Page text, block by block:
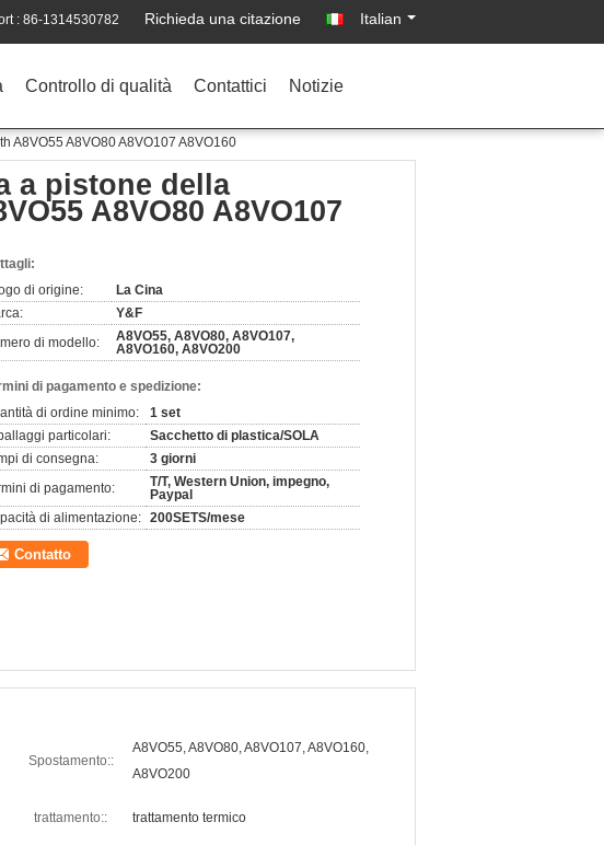
: 86-1314530782 Richieda una citazione Italian
Controllo di qualità Contattici Notizie
A8VO55 A8VO80 A8VO107 A8VO160
a pistone della
A8VO80 A8VO107
di origine:
La Cina
Y&F
di modello:
A8VO55, A8VO80, A8VO107,
A8VO160, A8VO200
di pagamento e spedizione:
di ordine minimo:
1 set
particolari:
Sacchetto di plastica/SOLA
di consegna:
3 giorni
di pagamento:
T/T, Western Union, impegno,
Paypal
di alimentazione: 200SETS/mese
Contatto
Spostamento::
A8VO55, A8VO80, A8VO107, A8VO160,
A8VO200
trattamento:: trattamento termico